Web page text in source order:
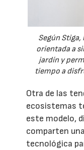
Según
orientada a
jardín y
tiempo a
Otra de las
ecosistemas
este modelo,
comparten
tecnológica